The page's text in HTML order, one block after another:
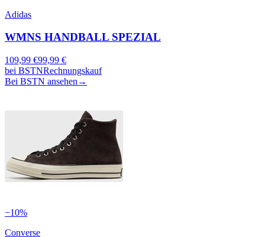
Adidas
WMNS HANDBALL SPEZIAL
109,99 €99,99 €
bei BSTNRechnungskauf
Bei BSTN ansehen →
−10%
Converse